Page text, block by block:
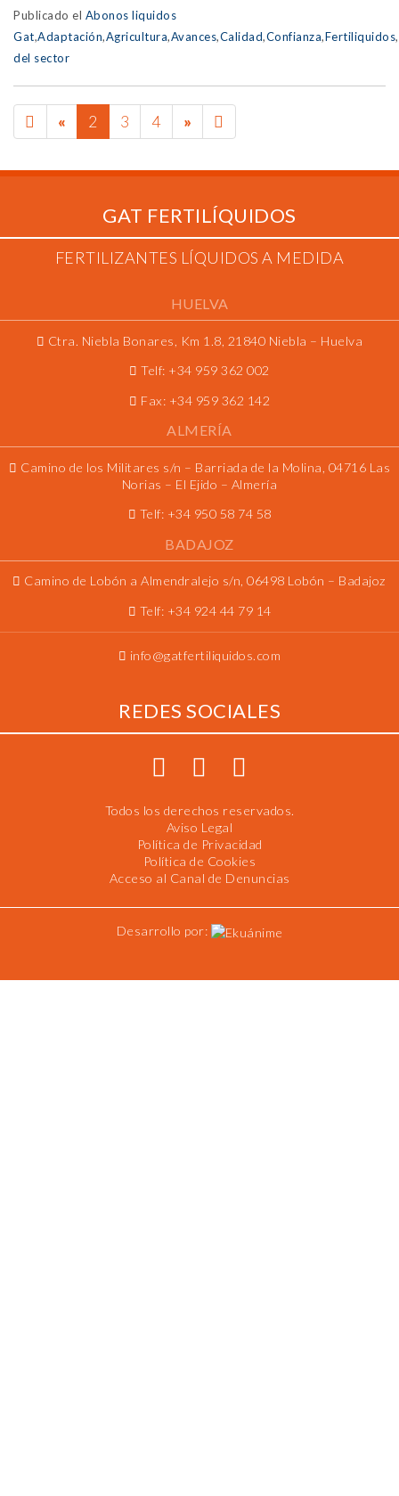
Publicado el Abonos liquidos
Gat,Adaptación,Agricultura,Avances,Calidad,Confianza,Fertiliquidos,
del sector
« PREVIOUS
PAGE
2 3 4 » NEXT
PAGE
GAT FERTILÍQUIDOS
FERTILIZANTES LÍQUIDOS A MEDIDA
HUELVA
Ctra. Niebla Bonares, Km 1.8, 21840 Niebla – Huelva
Telf: +34 959 362 002
Fax: +34 959 362 142
ALMERÍA
Camino de los Militares s/n – Barriada de la Molina, 04716 Las
Norias – El Ejido – Almería
Telf: +34 950 58 74 58
BADAJOZ
Camino de Lobón a Almendralejo s/n, 06498 Lobón – Badajoz
Telf: +34 924 44 79 14
info@gatfertiliquidos.com
REDES SOCIALES
Todos los derechos reservados.
Aviso Legal
Política de Privacidad
Política de Cookies
Acceso al Canal de Denuncias
Desarrollo por: